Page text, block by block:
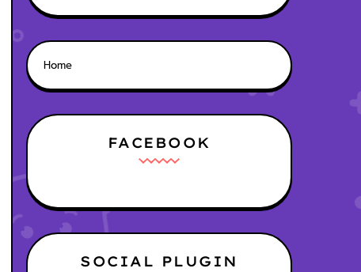
Home
FACEBOOK
SOCIAL PLUGIN